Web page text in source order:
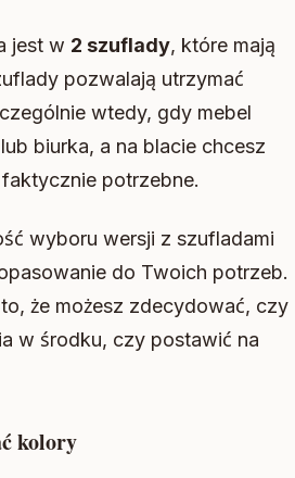
jest w 2 szuflady, które mają
pozwalają utrzymać
wtedy, gdy mebel
biurka, a na blacie chcesz
potrzebne.
wyboru wersji z szufladami
do Twoich potrzeb.
że możesz zdecydować, czy
w środku, czy postawić na
kolory